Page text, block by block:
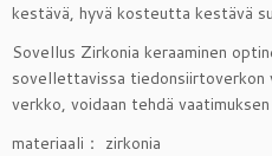
kestävä, hyvä kosteutta kestävä
Sovellus Zirkonia keraaminen
sovellettavissa
verkko, voidaan tehdä vaatimuksen
materiaali： zirkonia